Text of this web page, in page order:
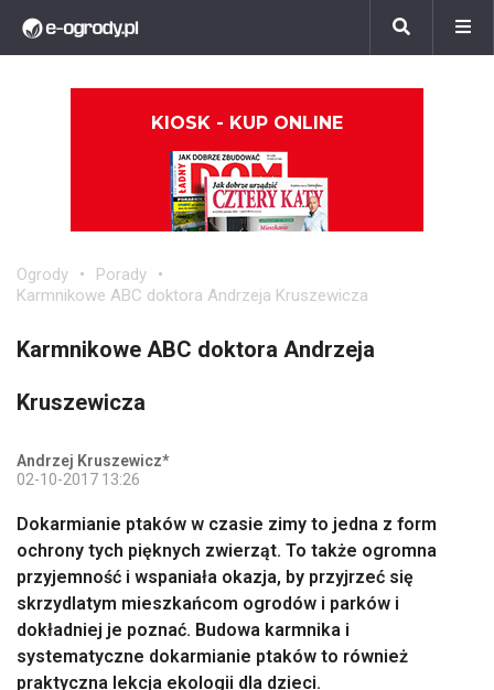
KIOSK - KUP ONLINE
Ogrody
Porady
Karmnikowe ABC doktora Andrzeja Kruszewicza
Karmnikowe ABC doktora Andrzeja
Kruszewicza
Andrzej Kruszewicz*
02-10-2017 13:26
Dokarmianie ptaków w czasie zimy to jedna z form
ochrony tych pięknych zwierząt. To także ogromna
przyjemność i wspaniała okazja, by przyjrzeć się
skrzydlatym mieszkańcom ogrodów i parków i
dokładniej je poznać. Budowa karmnika i
systematyczne dokarmianie ptaków to również
praktyczna lekcja ekologii dla dzieci.